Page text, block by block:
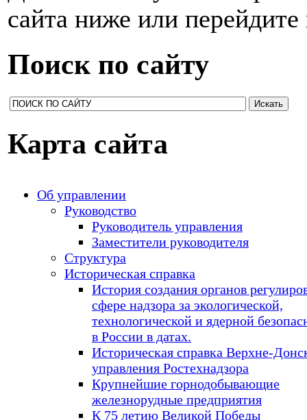
сайта ниже или
Поиск по сайту
Карта сайта
Об управлении
Руководство
Руководитель управления
Заместители руководителя
Структура
Историческая справка
История создания органов
сфере надзора за экологической,
технологической и ядерной
в России в датах.
Историческая справка Верхне-
управления Ростехнадзора
Крупнейшие горнодобывающие
железнорудные предприятия
К 75 летию Великой Победы